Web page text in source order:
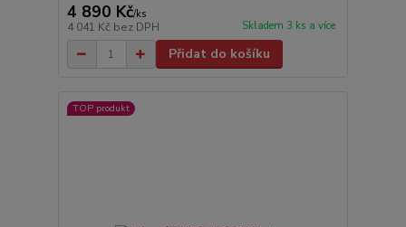
4 890 Kč/ks
4 041 Kč bez DPH Skladem 3 ks a více
Přidat do košíku
TOP produkt